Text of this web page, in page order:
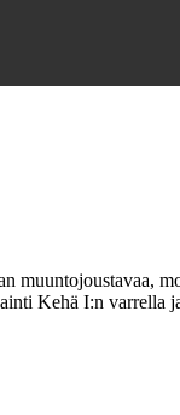
muuntojoustavaa,
Kehä I:n